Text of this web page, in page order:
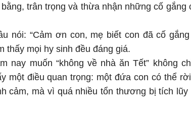
trân trọng và thừa nhận những cố gắng
nói: “Cảm ơn con, mẹ biết con đã cố
thấy mọi hy sinh đều đáng giá.
nay muốn “không về nhà ăn Tết” không
một điều quan trọng: một đứa con có thể
cảm, mà vì quá nhiều tổn thương bị tích lũy